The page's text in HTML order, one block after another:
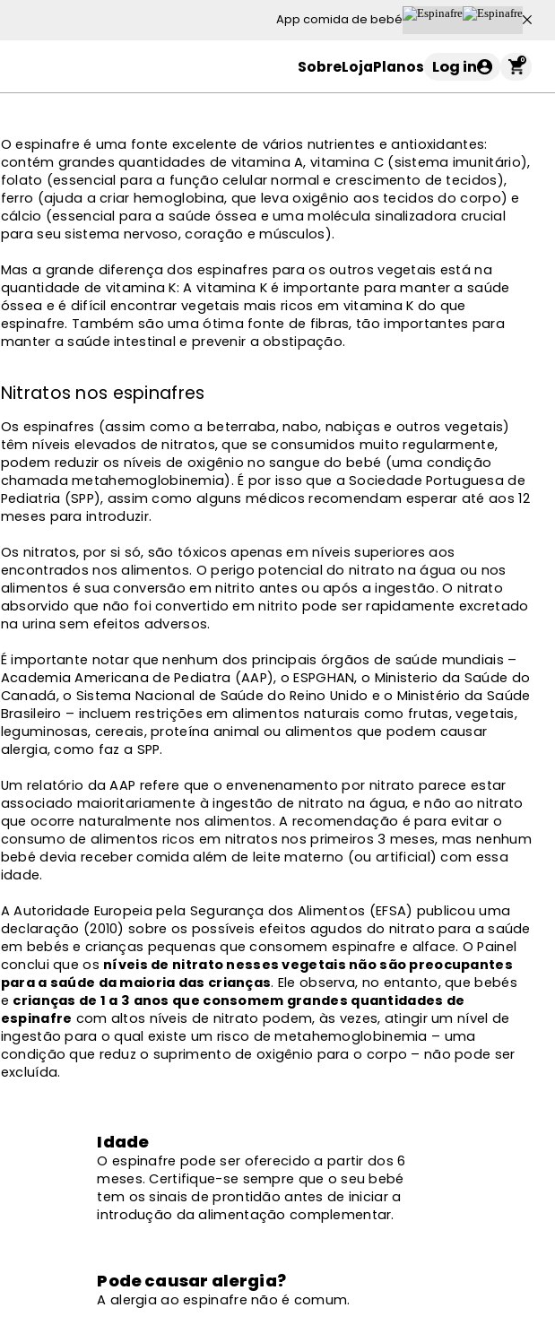
App comida de bebé
SobreLojaPlanos Log in 0
o seu carrinho está vazio
Continuar a comprar
O espinafre é uma fonte excelente de vários nutrientes e antioxidantes:
contém grandes quantidades de vitamina A, vitamina C (sistema imunitário),
folato (essencial para a função celular normal e crescimento de tecidos),
ferro (ajuda a criar hemoglobina, que leva oxigênio aos tecidos do corpo) e
cálcio (essencial para a saúde óssea e uma molécula sinalizadora crucial
para seu sistema nervoso, coração e músculos).
Mas a grande diferença dos espinafres para os outros vegetais está na
quantidade de vitamina K: A vitamina K é importante para manter a saúde
óssea e é difícil encontrar vegetais mais ricos em vitamina K do que
espinafre. Também são uma ótima fonte de fibras, tão importantes para
manter a saúde intestinal e prevenir a obstipação.
Nitratos nos espinafres
Os espinafres (assim como a beterraba, nabo, nabiças e outros vegetais)
têm níveis elevados de nitratos, que se consumidos muito regularmente,
podem reduzir os níveis de oxigênio no sangue do bebé (uma condição
chamada metahemoglobinemia). É por isso que a Sociedade Portuguesa de
Pediatria (SPP), assim como alguns médicos recomendam esperar até aos 12
meses para introduzir.
Os nitratos, por si só, são tóxicos apenas em níveis superiores aos
encontrados nos alimentos. O perigo potencial do nitrato na água ou nos
alimentos é sua conversão em nitrito antes ou após a ingestão. O nitrato
absorvido que não foi convertido em nitrito pode ser rapidamente excretado
na urina sem efeitos adversos.
É importante notar que nenhum dos principais órgãos de saúde mundiais –
Academia Americana de Pediatra (AAP), o ESPGHAN, o Ministerio da Saúde do
Canadá, o Sistema Nacional de Saúde do Reino Unido e o Ministério da Saúde
Brasileiro – incluem restrições em alimentos naturais como frutas, vegetais,
leguminosas, cereais, proteína animal ou alimentos que podem causar
alergia, como faz a SPP.
Um relatório da AAP refere que o envenenamento por nitrato parece estar
associado maioritariamente à ingestão de nitrato na água, e não ao nitrato
que ocorre naturalmente nos alimentos. A recomendação é para evitar o
consumo de alimentos ricos em nitratos nos primeiros 3 meses, mas nenhum
bebé devia receber comida além de leite materno (ou artificial) com essa
idade.
A Autoridade Europeia pela Segurança dos Alimentos (EFSA) publicou uma
declaração (2010) sobre os possíveis efeitos agudos do nitrato para a saúde
em bebés e crianças pequenas que consomem espinafre e alface. O Painel
conclui que os níveis de nitrato nesses vegetais não são preocupantes
para a saúde da maioria das crianças. Ele observa, no entanto, que bebés
e crianças de 1 a 3 anos que consomem grandes quantidades de
espinafre com altos níveis de nitrato podem, às vezes, atingir um nível de
ingestão para o qual existe um risco de metahemoglobinemia – uma
condição que reduz o suprimento de oxigênio para o corpo – não pode ser
excluída.
Idade
O espinafre pode ser oferecido a partir dos 6
meses. Certifique-se sempre que o seu bebé
tem os sinais de prontidão antes de iniciar a
introdução da alimentação complementar.
Pode causar alergia?
A alergia ao espinafre não é comum.